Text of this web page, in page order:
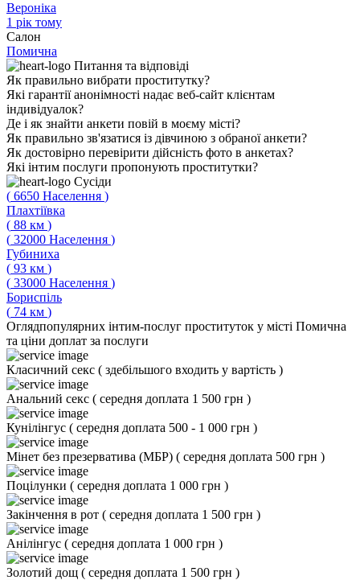
Вероніка
1 рік тому
Салон
Помична
Питання та відповіді
Як правильно вибрати проститутку?
Які гарантії анонімності надає веб-сайт клієнтам
індивідуалок?
Де і як знайти анкети повій в моєму місті?
Як правильно зв'язатися із дівчиною з обраної анкети?
Як достовірно перевірити дійсність фото в анкетах?
Які інтим послуги пропонують проститутки?
Сусіди
( 6650 Населення )
Плахтіївка
( 88 км )
( 32000 Населення )
Губиниха
( 93 км )
( 33000 Населення )
Бориспіль
( 74 км )
Оглядпопулярних інтим-послуг проституток у місті Помична
та ціни доплат за послуги
Класичний секс ( здебільшого входить у вартість )
Анальний секс ( середня доплата 1 500 грн )
Кунілінгус ( середня доплата 500 - 1 000 грн )
Мінет без презерватива (МБР) ( середня доплата 500 грн )
Поцілунки ( середня доплата 1 000 грн )
Закінчення в рот ( середня доплата 1 500 грн )
Анілінгус ( середня доплата 1 000 грн )
Золотий дощ ( середня доплата 1 500 грн )